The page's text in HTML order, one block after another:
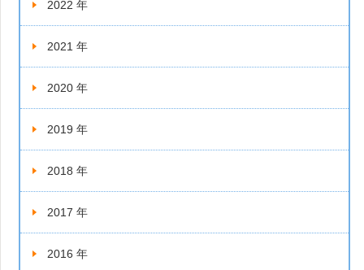
2022 年
2021 年
2020 年
2019 年
2018 年
2017 年
2016 年